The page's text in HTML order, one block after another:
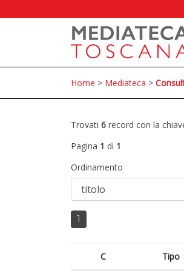
Home > Mediateca >
Trovati 6 record con la
Pagina 1 di 1
Ordinamento
1
C Tipo